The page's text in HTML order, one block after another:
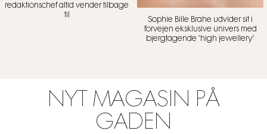
redaktionschef altid vender tilbage
til
Sophie Bille Brahe udvider sit i
forvejen eksklusive univers med
bjergtagende ‘high jewellery’
NYT MAGASIN PÅ
GADEN